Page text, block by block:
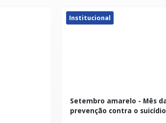
Institucional
Setembro amarelo - Mês
prevenção contra o suicídio